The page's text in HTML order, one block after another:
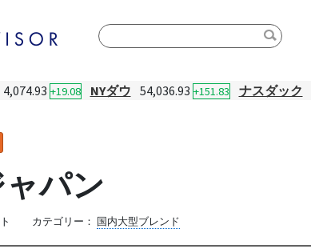
4,074.93 +19.08 NYダウ 54,036.93 +151.83 ナスダック
パン
カテゴリー： 国内大型ブレンド